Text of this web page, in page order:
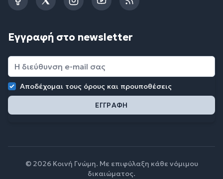
FacebookTwitterInstagramYouTubeRSS
Εγγραφή στο newsletter
Αποδέχομαι τους όρους και προυποθέσεις
© 2026 Κοινή Γνώμη. Με επιφύλαξη κάθε νόμιμου
δικαιώματος.